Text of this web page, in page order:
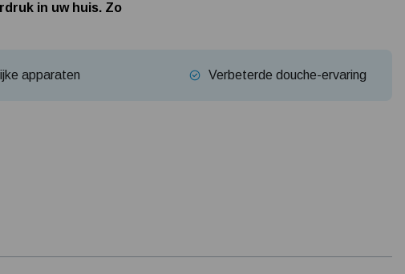
in uw huis. Zo
apparaten Verbeterde douche-ervaring